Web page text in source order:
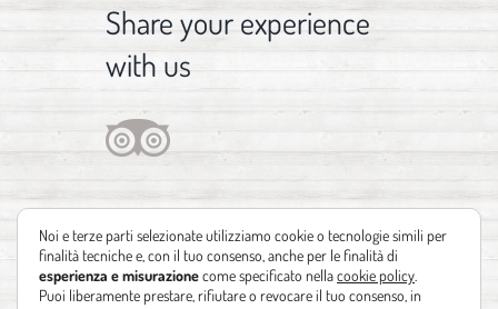
Share your experience
with us
Noi e terze parti selezionate utilizziamo cookie o tecnologie simili per
finalità tecniche e, con il tuo consenso, anche per le finalità di
esperienza e misurazionecome specificato nellacookie policy
Puoi liberamente prestare, rifiutare o revocare il tuo consenso, in